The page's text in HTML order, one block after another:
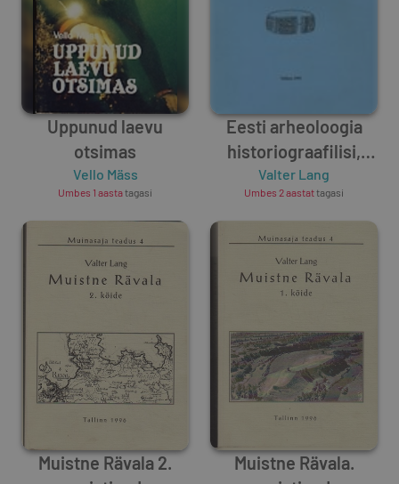
Uppunud laevu
otsimas
Vello Mäss
Umbes 1 aastatagasi
Eesti arheoloogia
historiograafilisi,
teoreetilisi ja
kultuuriajaloolisi
aspekte
Valter Lang
Umbes 2 aastattagasi
Muistne Rävala 2.
Muistne Rävala.